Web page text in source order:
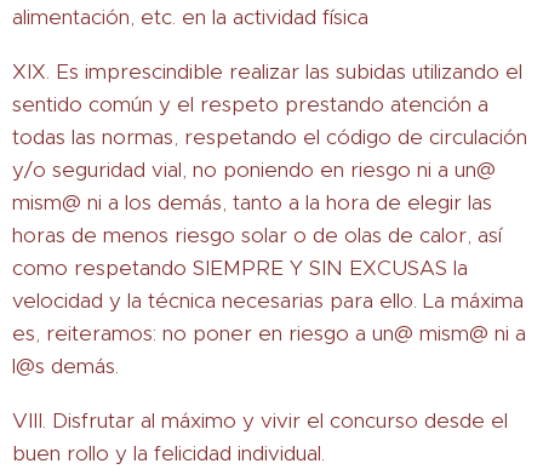
alimentación, etc. en la actividad física
XIX. Es imprescindible realizar las subidas utilizando el
sentido común y el respeto prestando atención a
todas las normas, respetando el código de circulación
y/o seguridad vial, no poniendo en riesgo ni a un@
mism@ ni a los demás, tanto a la hora de elegir las
horas de menos riesgo solar o de olas de calor, así
como respetando SIEMPRE Y SIN EXCUSAS la
velocidad y la técnica necesarias para ello. La máxima
es, reiteramos: no poner en riesgo a un@ mism@ ni a
l@s demás.
VIII. Disfrutar al máximo y vivir el concurso desde el
buen rollo y la felicidad individual.